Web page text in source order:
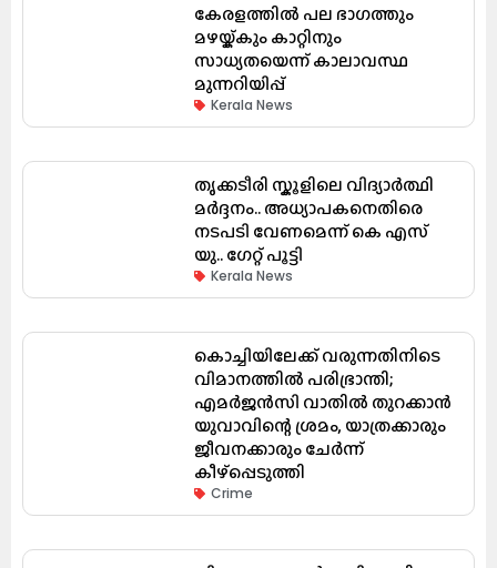
കേരളത്തിൽ പല ഭാഗത്തും
മഴയ്ക്കും കാറ്റിനും
സാധ്യതയെന്ന് കാലാവസ്ഥ
മുന്നറിയിപ്പ്
Kerala News
തൃക്കടീരി സ്കൂളിലെ വിദ്യാർത്ഥി
മർദ്ദനം.. അധ്യാപകനെതിരെ
നടപടി വേണമെന്ന് കെ എസ്
യു.. ഗേറ്റ് പൂട്ടി
Kerala News
കൊച്ചിയിലേക്ക് വരുന്നതിനിടെ
വിമാനത്തിൽ പരിഭ്രാന്തി;
എമർജൻസി വാതിൽ തുറക്കാൻ
യുവാവിന്റെ ശ്രമം, യാത്രക്കാരും
ജീവനക്കാരും ചേർന്ന്
കീഴ്പ്പെടുത്തി
Crime